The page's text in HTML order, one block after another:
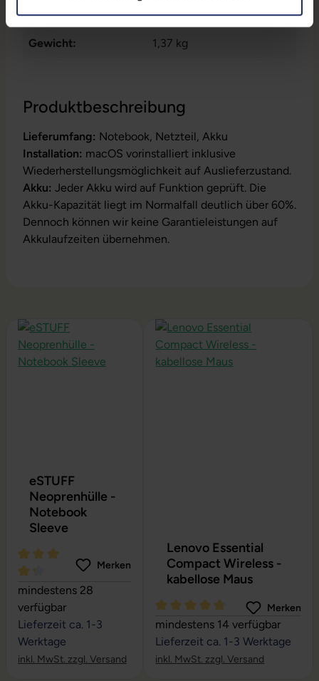
Produktbeschreibung
Lieferumfang: Notebook, Netzteil, Akku
Installation: macOS vorinstalliert inklusive
Wiederherstellungsmöglichkeit auf Auslieferzustand.
Akku: Jeder Akku wird auf Funktion geprüft. Die
Akku-Kapazität liegt im Normalfall deutlich über 60%.
Dennoch können wir keine Garantieleistungen auf
Akkulaufzeiten übernehmen.
Maße (LxBxH): 212,4 x 304,1 x 14,9 mm
Gewicht: 1,37 kg
Produktgalerie überspringen
eSTUFF
Neoprenhülle -
Notebook
Sleeve
Durchschnittliche Bewertung von 4.24 von 5 Sternen
Merken
mindestens 28
verfügbar
Lieferzeit ca. 1-3
Werktage
inkl. MwSt. zzgl. Versand
Lenovo Essential
Compact Wireless -
kabellose Maus
Durchschnittliche Bewertung
Merken
mindestens 14 verfügbar
Lieferzeit ca. 1-3 Werktage
inkl. MwSt. zzgl. Versand